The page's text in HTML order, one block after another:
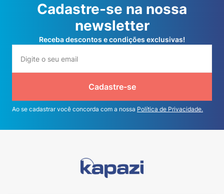
Cadastre-se na nossa
newsletter
Receba descontos e condições exclusivas!
Cadastre-se
Ao se cadastrar você concorda com a nossa Política de Privacidade.